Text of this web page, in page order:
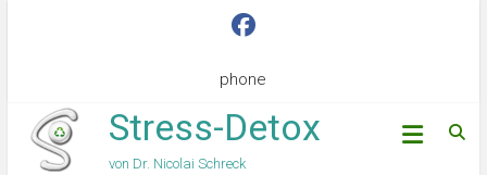
phone
Stress-Detox
von Dr. Nicolai Schreck